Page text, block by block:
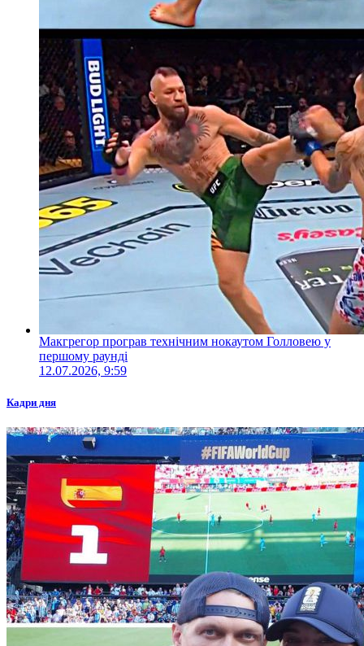
Макгрегор програв технічним нокаутом Голловею у
першому раунді
12.07.2026, 9:59
Кадри дня